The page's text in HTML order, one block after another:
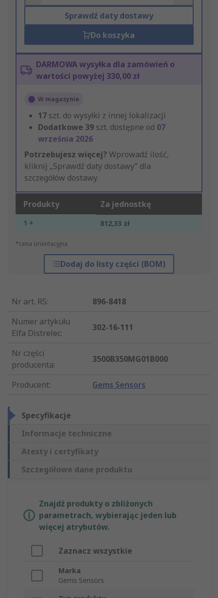
Sprawdź daty dostawy
Do koszyka
DARMOWA wysyłka dla zamówień o
wartości powyżej 330,00 zł
W magazynie
17 szt. do wysyłki z innej lokalizacji
Dodatkowe 39 szt. dostępne od 07
września 2026
Potrzebujesz więcej? Wprowadź ilość,
kliknij „Sprawdź daty dostawy” dla
szczegółów dostawy.
Produkty Za jednostkę
1 + 812,33 zł
*cena orientacyjna
Dodaj do listy części (BOM)
Nr art. RS:
896-8418
Numer artykułu
Elfa Distrelec:
302-16-111
Nr części
producenta:
3500B350MG01B000
Producent: Gems Sensors
Specyfikacje
Informacje techniczne
Atesty i certyfikaty
Szczegółowe dane produktu
Znajdź produkty o zbliżonych
parametrach, wybierając jeden lub
więcej atrybutów.
Zaznacz wszystkie
Marka
Gems Sensors